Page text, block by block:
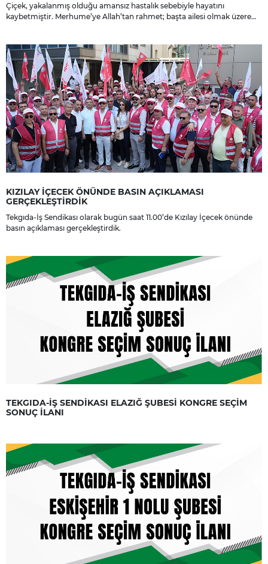
Çiçek, yakalanmış olduğu amansız hastalık sebebiyle hayatını
kaybetmiştir. Merhume’ye Allah’tan rahmet; başta ailesi olmak üzere
KIZILAY İÇECEK ÖNÜNDE BASIN AÇIKLAMASI
GERÇEKLEŞTİRDİK
Tekgıda-İş Sendikası olarak bugün saat 11.00’de Kızılay İçecek önünde
basın açıklaması gerçekleştirdik.
TEKGIDA-İŞ SENDİKASI ELAZIĞ ŞUBESİ KONGRE SEÇİM
SONUÇ İLANI